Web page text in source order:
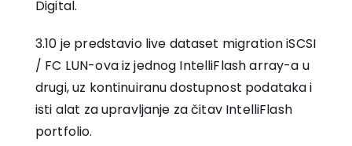
Digital.
3.10 je predstavio live dataset migration iSCSI
/ FC LUN-ova iz jednog IntelliFlash array-a u
drugi, uz kontinuiranu dostupnost podataka i
isti alat za upravljanje za čitav IntelliFlash
portfolio.